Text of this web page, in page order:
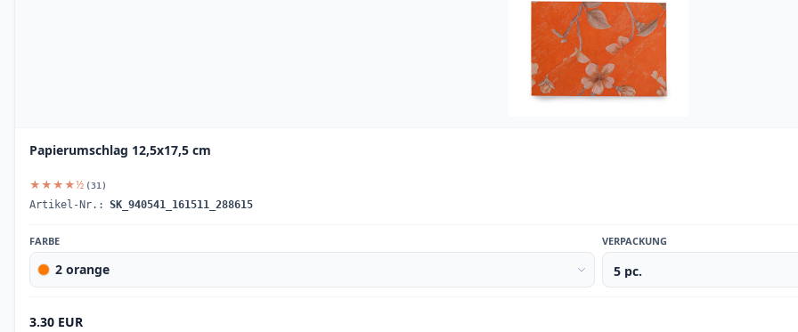
Papierumschlag 12,5x17,5 cm
★★★★½ (31)
Artikel-Nr.: SK_940541_161511_288615
FARBE
2 orange
VERPACKUNG
3.30 EUR